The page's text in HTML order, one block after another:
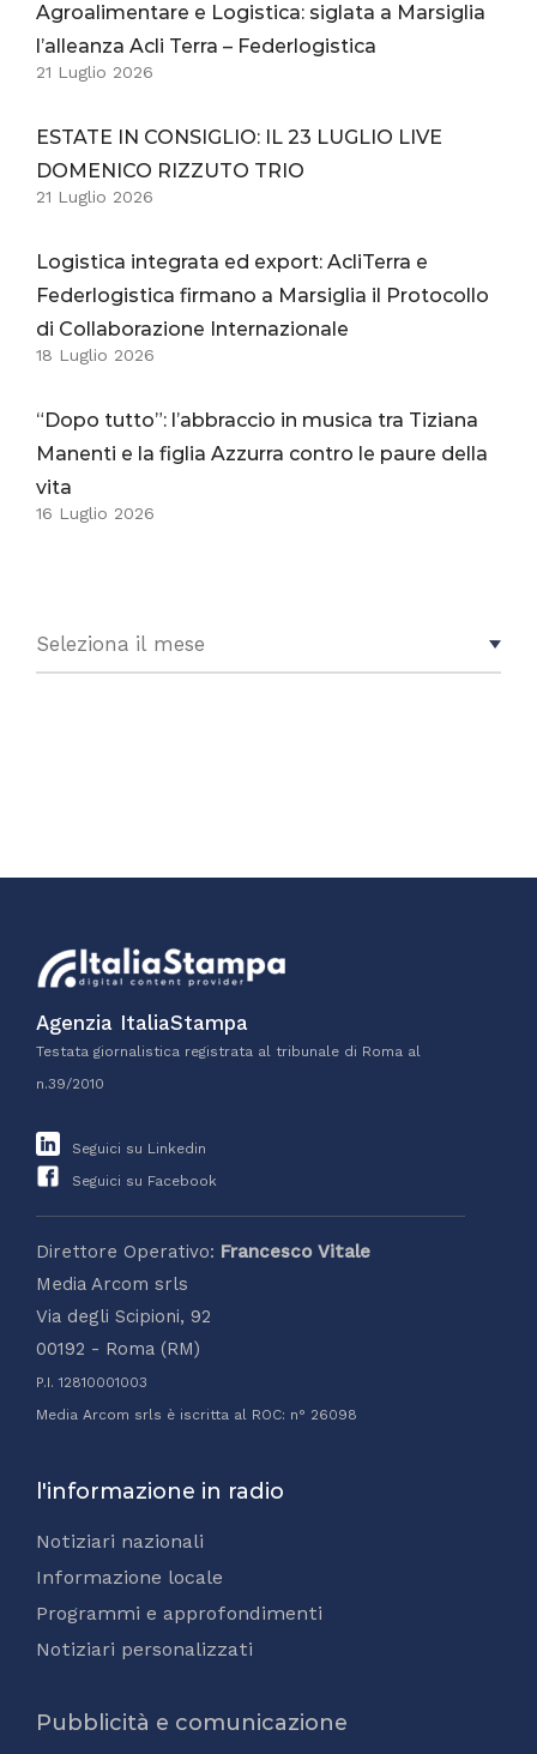
Agroalimentare e Logistica: siglata a Marsiglia
l’alleanza Acli Terra – Federlogistica
21 Luglio 2026
ESTATE IN CONSIGLIO: IL 23 LUGLIO LIVE
DOMENICO RIZZUTO TRIO
21 Luglio 2026
Logistica integrata ed export: AcliTerra e
Federlogistica firmano a Marsiglia il Protocollo
di Collaborazione Internazionale
18 Luglio 2026
“Dopo tutto”: l’abbraccio in musica tra Tiziana
Manenti e la figlia Azzurra contro le paure della
vita
16 Luglio 2026
Agenzia ItaliaStampa
Testata giornalistica registrata al tribunale di Roma al
n.39/2010
Seguici su Linkedin
Seguici su Facebook
Direttore Operativo: Francesco Vitale
Media Arcom srls
Via degli Scipioni, 92
00192 - Roma (RM)
P.I. 12810001003
Media Arcom srls è iscritta al ROC: n° 26098
l'informazione in radio
Notiziari nazionali
Informazione locale
Programmi e approfondimenti
Notiziari personalizzati
Pubblicità e comunicazione